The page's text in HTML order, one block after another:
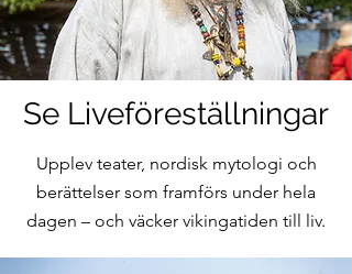
Se Liveföreställningar
Upplev teater, nordisk mytologi och
berättelser som framförs under hela
dagen – och väcker vikingatiden till liv.